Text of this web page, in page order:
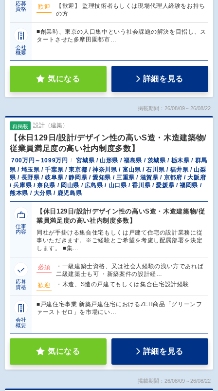
応募
資格
歓迎
【歓迎】 監理技術者もしくは現場代理人経験をお持ち
の方
会社
概要
■創業時、東京の人口集中という社会課題の解決を目指し、ス
タートさせた多摩田園都市…
気になる 詳細を見る
掲載期間：26/08/09～26/08/22
再掲載 設計（建築）
【休日129日/設計/デザイン性の高いS造・木造建築物/
従業員満足度の高い社内制度多数】
700万円～1099万円
宮城県 / 山形県 / 福島県 / 茨城県 / 栃木県 / 群馬
県 / 埼玉県 / 千葉県 / 東京都 / 神奈川県 / 富山県 / 石川県 / 福井県 / 山梨
県 / 長野県 / 岐阜県 / 静岡県 / 愛知県 / 三重県 / 滋賀県 / 京都府 / 大阪府
/ 兵庫県 / 奈良県 / 岡山県 / 広島県 / 山口県 / 香川県 / 愛媛県 / 福岡県 /
熊本県 / 大分県 / 鹿児島県
仕事
内容
【休日129日/設計/デザイン性の高いS造・木造建築物/従
業員満足度の高い社内制度多数】
同社が手掛ける集合住宅もしくは戸建て住宅の設計業務に従
事いただきます。※ご経験とご希望を考慮し配属部署を決定
します。 ■集…
応募
資格
必須
・一級建築士資格、又は社会人経験の浅い方であれば
二級建築士も可 ・新築案件の設計経…
歓迎
・木造、S造の戸建てもしくは集合住宅設計経験
会社
概要
■戸建住宅事業 新築戸建住宅におけるZEH商品「グリーンフ
ァーストゼロ」を市場にい…
気になる 詳細を見る
掲載期間：26/08/09～26/08/22